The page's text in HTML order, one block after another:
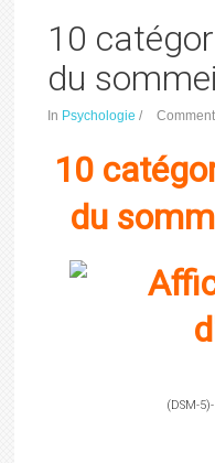
10
du
In Psychologie /
10
du
(DSM-